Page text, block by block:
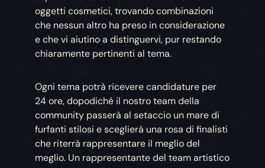
oggetti cosmetici, trovando combinazioni
che nessun altro ha preso in considerazione
e che vi aiutino a distinguervi, pur restando
chiaramente pertinenti al tema.
Ogni tema potrà ricevere candidature per
24 ore, dopodiché il nostro team della
community passerà al setaccio un mare di
furfanti stilosi e sceglierà una rosa di finalisti
che riterrà rappresentare il meglio del
meglio. Un rappresentante del team artistico